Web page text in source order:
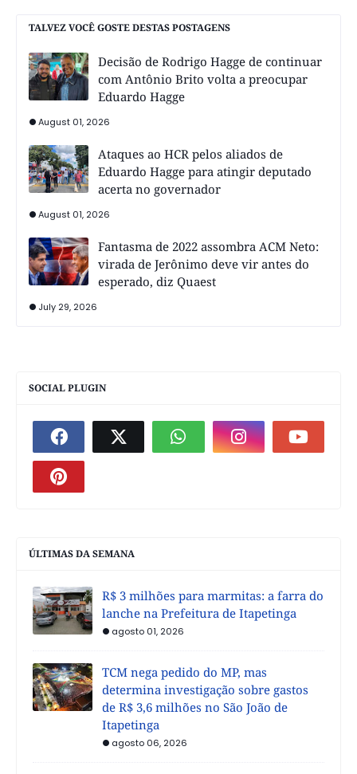
TALVEZ VOCÊ GOSTE DESTAS POSTAGENS
Decisão de Rodrigo Hagge de continuar
com Antônio Brito volta a preocupar
Eduardo Hagge
August 01, 2026
Ataques ao HCR pelos aliados de
Eduardo Hagge para atingir deputado
acerta no governador
August 01, 2026
Fantasma de 2022 assombra ACM Neto:
virada de Jerônimo deve vir antes do
esperado, diz Quaest
July 29, 2026
SOCIAL PLUGIN
ÚLTIMAS DA SEMANA
R$ 3 milhões para marmitas: a farra do
lanche na Prefeitura de Itapetinga
agosto 01, 2026
TCM nega pedido do MP, mas
determina investigação sobre gastos
de R$ 3,6 milhões no São João de
Itapetinga
agosto 06, 2026